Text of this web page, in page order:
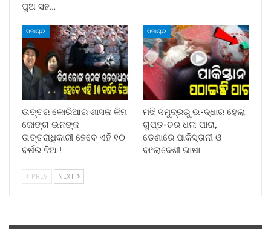
ପୁଅ ସହ…
ସମାଚାର
ଉତ୍ତର କୋରିଆର ଶାସକ କିମ
ଜୋଙ୍ଗ ଉନଙ୍କ
ଉତ୍ତରାଧିକାରୀ ହେବେ ଏହି ୧୦
ବର୍ଷର ଝିଅ !
ସମାଚାର
ମଝି ସମୁଦ୍ରରୁ ଉ-ଦ୍ଧାର ହେଲା
ଗୁପ୍ତ-ଚର ଧଳା ପାରା,
ଡେଣାରେ ପାକିସ୍ତାନୀ ଓ
ବାଂଲାଦେଶୀ ଭାଷା
PREV NEXT